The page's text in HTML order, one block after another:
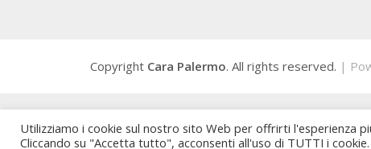
Copyright Cara Palermo. All rights reserved. |
Utilizziamo i cookie sul nostro sito Web per offrirti l'esperienza
Cliccando su "Accetta tutto", acconsenti all'uso di TUTTI i